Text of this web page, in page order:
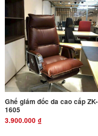
Ghế giám đốc da cao cấp ZK-
1605
3.900.000 ₫